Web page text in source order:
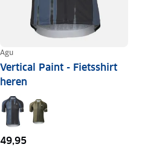
Agu
Vertical Paint - Fietsshirt
heren
49,95